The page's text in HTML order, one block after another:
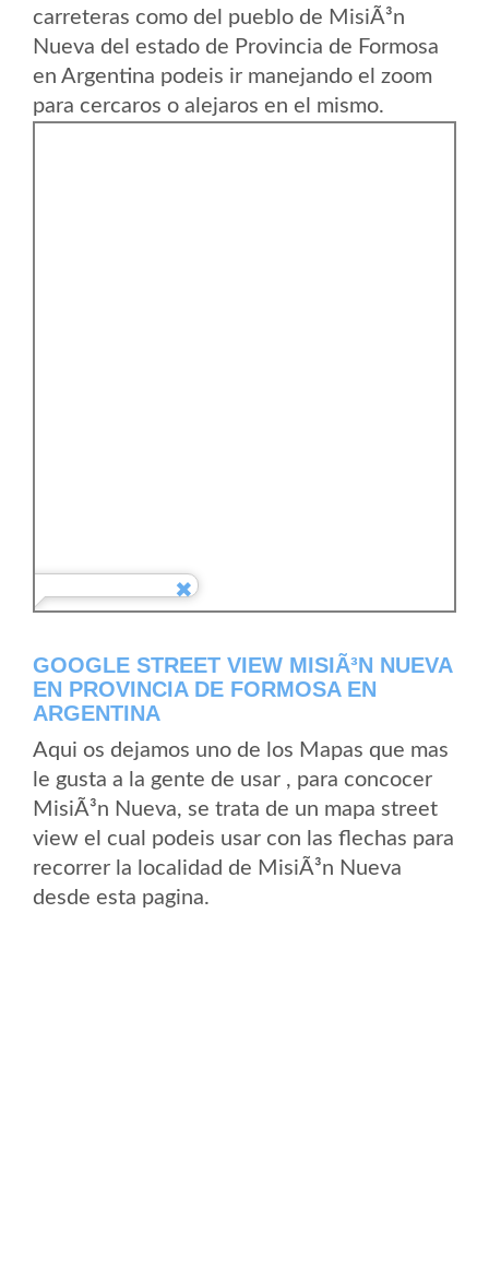
carreteras como del pueblo de MisiÃ³n
Nueva del estado de Provincia de Formosa
en Argentina podeis ir manejando el zoom
para cercaros o alejaros en el mismo.
GOOGLE STREET VIEW MISIÃ³N NUEVA
EN PROVINCIA DE FORMOSA EN
ARGENTINA
Aqui os dejamos uno de los Mapas que mas
le gusta a la gente de usar , para concocer
MisiÃ³n Nueva, se trata de un mapa street
view el cual podeis usar con las flechas para
recorrer la localidad de MisiÃ³n Nueva
desde esta pagina.